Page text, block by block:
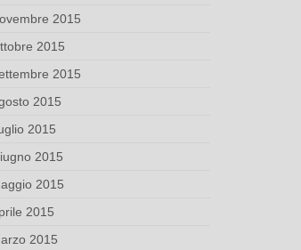
2015
2015
2015
2015
2015
2015
2015
2015
2015